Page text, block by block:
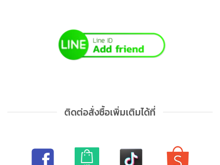
ติดต่อสั่งซื้อเพิ่มเติมได้ที่